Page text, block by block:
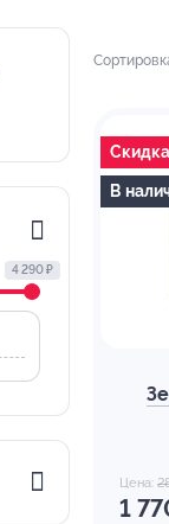
4 290 ₽
В
Цена:
1